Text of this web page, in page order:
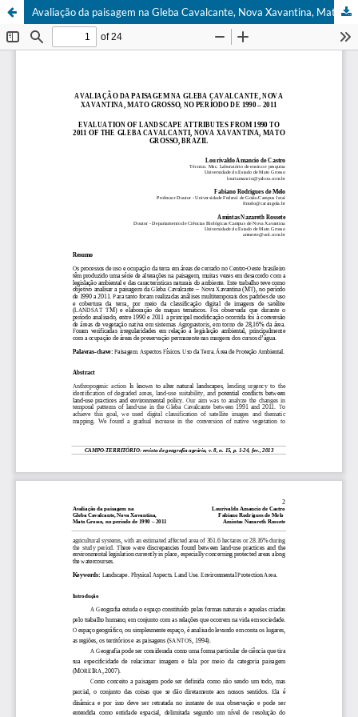
Avaliação da paisagem na Gleba Cavalcante, Nova Xavantina, Mato Grosso, no período de 1990 – 2011